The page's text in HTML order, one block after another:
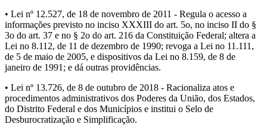
• Lei nº 12.527, de 18 de novembro de 2011 - Regula o acesso a
informações previsto no inciso XXXIII do art. 5o, no inciso II do §
3o do art. 37 e no § 2o do art. 216 da Constituição Federal; altera a
Lei no 8.112, de 11 de dezembro de 1990; revoga a Lei no 11.111,
de 5 de maio de 2005, e dispositivos da Lei no 8.159, de 8 de
janeiro de 1991; e dá outras providências.
• Lei nº 13.726, de 8 de outubro de 2018 - Racionaliza atos e
procedimentos administrativos dos Poderes da União, dos Estados,
do Distrito Federal e dos Municípios e institui o Selo de
Desburocratização e Simplificação.